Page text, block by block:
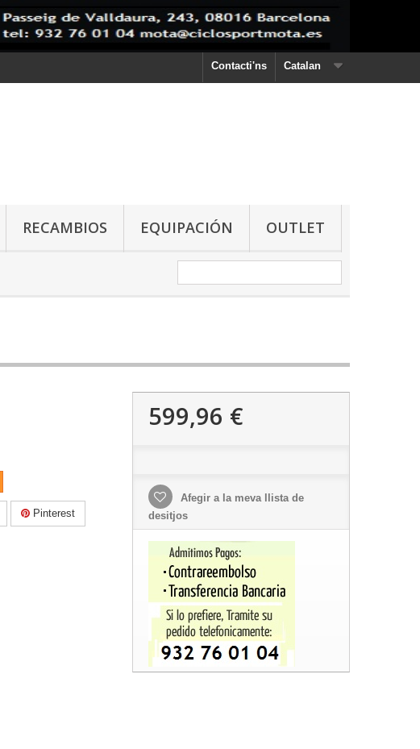
Catalan
Contacti'ns
RECAMBIOS EQUIPACIÓN OUTLET
Pinterest
599,96 €
Afegir a la meva llista de
desitjos